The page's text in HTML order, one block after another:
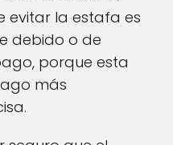
evitar la estafa es
debido o de
porque esta
más